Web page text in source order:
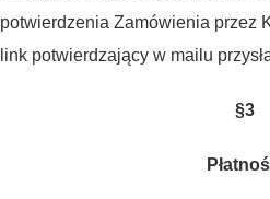
potwierdzenia Zamówienia przez
link potwierdzający w mailu
§3